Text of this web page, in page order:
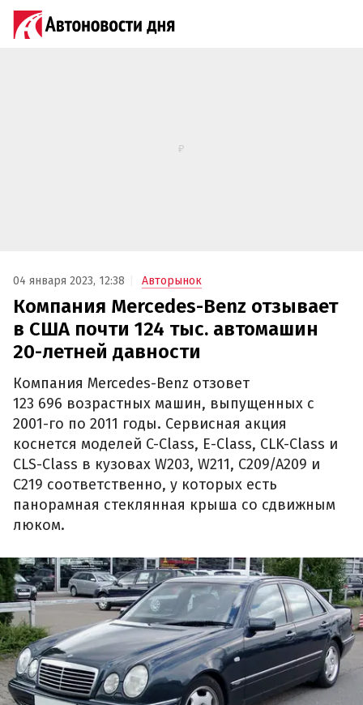
04 января 2023, 12:38 Авторынок
Компания Mercedes-Benz отзывает
в США почти 124 тыс. автомашин
20-летней давности
Компания Mercedes-Benz отзовет
123 696 возрастных машин, выпущенных с
2001-го по 2011 годы. Сервисная акция
коснется моделей C-Class, E-Class, CLK-Class и
CLS-Class в кузовах W203, W211, C209/A209 и
C219 соответственно, у которых есть
панорамная стеклянная крыша со сдвижным
люком.